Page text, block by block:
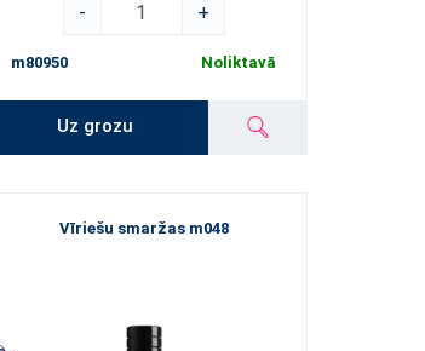
-
+
m80950 Noliktavā
Uz grozu
Vīriešu smaržas m048